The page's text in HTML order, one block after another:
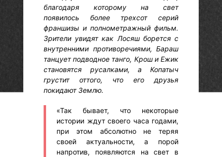
благодаря которому на свет
появилось более трехсот серий
франшизы и полнометражный фильм.
Зрители увидят как Лосяш борется с
внутренними противоречиями, Бараш
танцует подводное танго, Крош и Ежик
становятся русалками, а Копатыч
грустит оттого, что его друзья
покидают Землю.
«Так бывает, что некоторые
истории ждут своего часа годами,
при этом абсолютно не теряя
своей актуальности, а порой
напротив, появляются на свет в